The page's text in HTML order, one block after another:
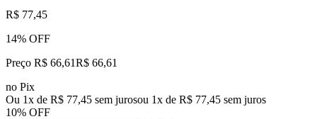
R$ 77,45
14% OFF
Preço R$ 66,61R$ 66,61
no Pix
Ou 1x de R$ 77,45 sem jurosou 1x de R$ 77,45 sem juros
10% OFF